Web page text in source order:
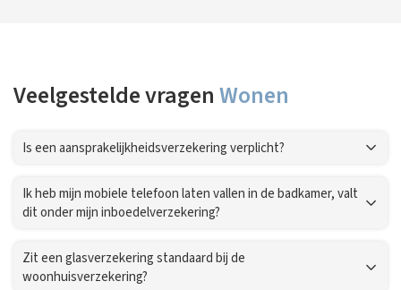
Veelgestelde vragenWonen
Is een aansprakelijkheidsverzekering verplicht?
Ik heb mijn mobiele telefoon laten vallen in de badkamer, valt
dit onder mijn inboedelverzekering?
Zit een glasverzekering standaard bij de
woonhuisverzekering?